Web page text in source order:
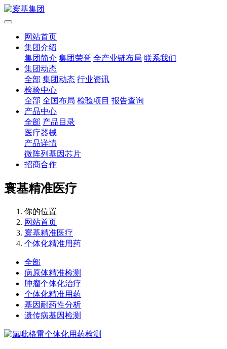
网站首页
集团介绍
集团简介 集团荣誉 全产业链布局 联系我们
集团动态
全部 集团动态 行业资讯
检验中心
全部 全国布局 检验项目 报告查询
产品中心
全部 产品目录
医疗器械
产品详情
微阵列基因芯片
招商合作
寰基精准医疗
你的位置
网站首页
寰基精准医疗
个体化精准用药
全部
病原体精准检测
肿瘤个体化治疗
个体化精准用药
基因耐药性分析
遗传病基因检测